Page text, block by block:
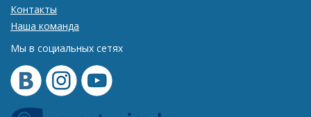
Контакты
Наша команда
Мы в социальных сетях